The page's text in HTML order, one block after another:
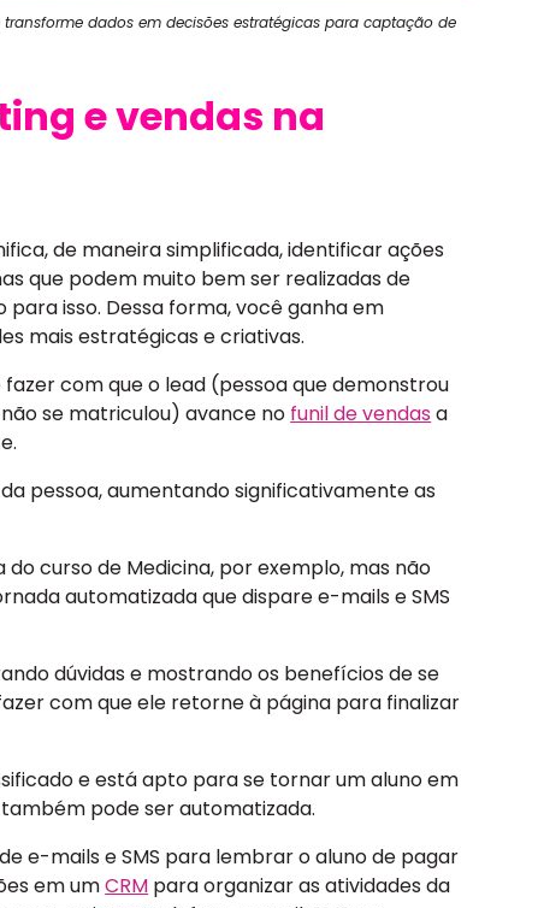
dados em decisões estratégicas para captação de
e vendas na
de maneira simplificada, identificar ações
que podem muito bem ser realizadas de
isso. Dessa forma, você ganha em
mais estratégicas e criativas.
com que o lead (pessoa que demonstrou
se matriculou) avance no funil de vendas a
pessoa, aumentando significativamente as
curso de Medicina, por exemplo, mas não
automatizada que dispare e-mails e SMS
dúvidas e mostrando os benefícios de se
com que ele retorne à página para finalizar
e está apto para se tornar um aluno em
pode ser automatizada.
e-mails e SMS para lembrar o aluno de pagar
em umCRM para organizar as atividades da